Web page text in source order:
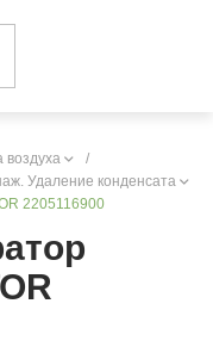
воздуха
/
Удаление конденсата
2205116900